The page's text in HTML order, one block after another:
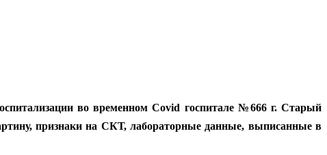
во временном Covid госпитале №666 г. Старый
признаки на СКТ, лабораторные данные, выписанные в